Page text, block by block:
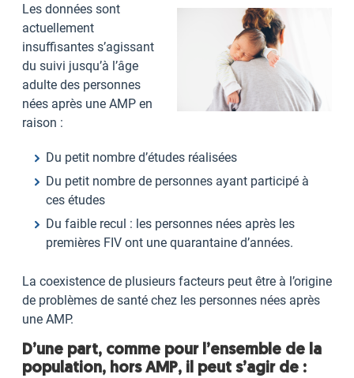
Les données sont
actuellement
insuffisantes s’agissant
du suivi jusqu’à l’âge
adulte des personnes
nées après une AMP en
raison :
Du petit nombre d’études réalisées
Du petit nombre de personnes ayant participé à
ces études
Du faible recul : les personnes nées après les
premières FIV ont une quarantaine d’années.
La coexistence de plusieurs facteurs peut être à l’origine
de problèmes de santé chez les personnes nées après
une AMP.
D’une part, comme pour l’ensemble de la
population, hors AMP, il peut s’agir de :